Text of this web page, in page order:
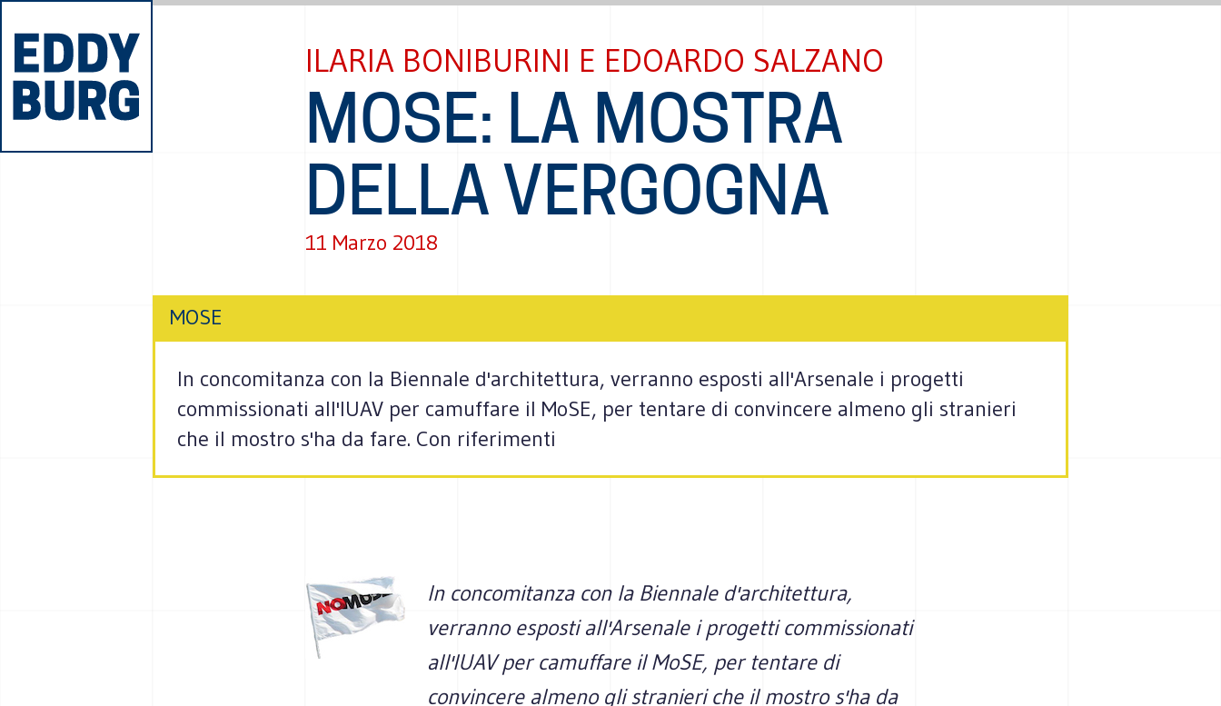
ILARIA BONIBURINI E EDOARDO SALZANO
MOSE: LA MOSTRA
DELLA VERGOGNA
11 Marzo 2018
MOSE
In concomitanza con la Biennale d'architettura, verranno esposti all'Arsenale i progetti
commissionati all'IUAV per camuffare il MoSE, per tentare di convincere almeno gli stranieri
che il mostro s'ha da fare. Con riferimenti
In concomitanza con la Biennale d'architettura,
verranno esposti all'Arsenale i progetti commissionati
all'IUAV per camuffare il MoSE, per tentare di
convincere almeno gli stranieri che il mostro s'ha da